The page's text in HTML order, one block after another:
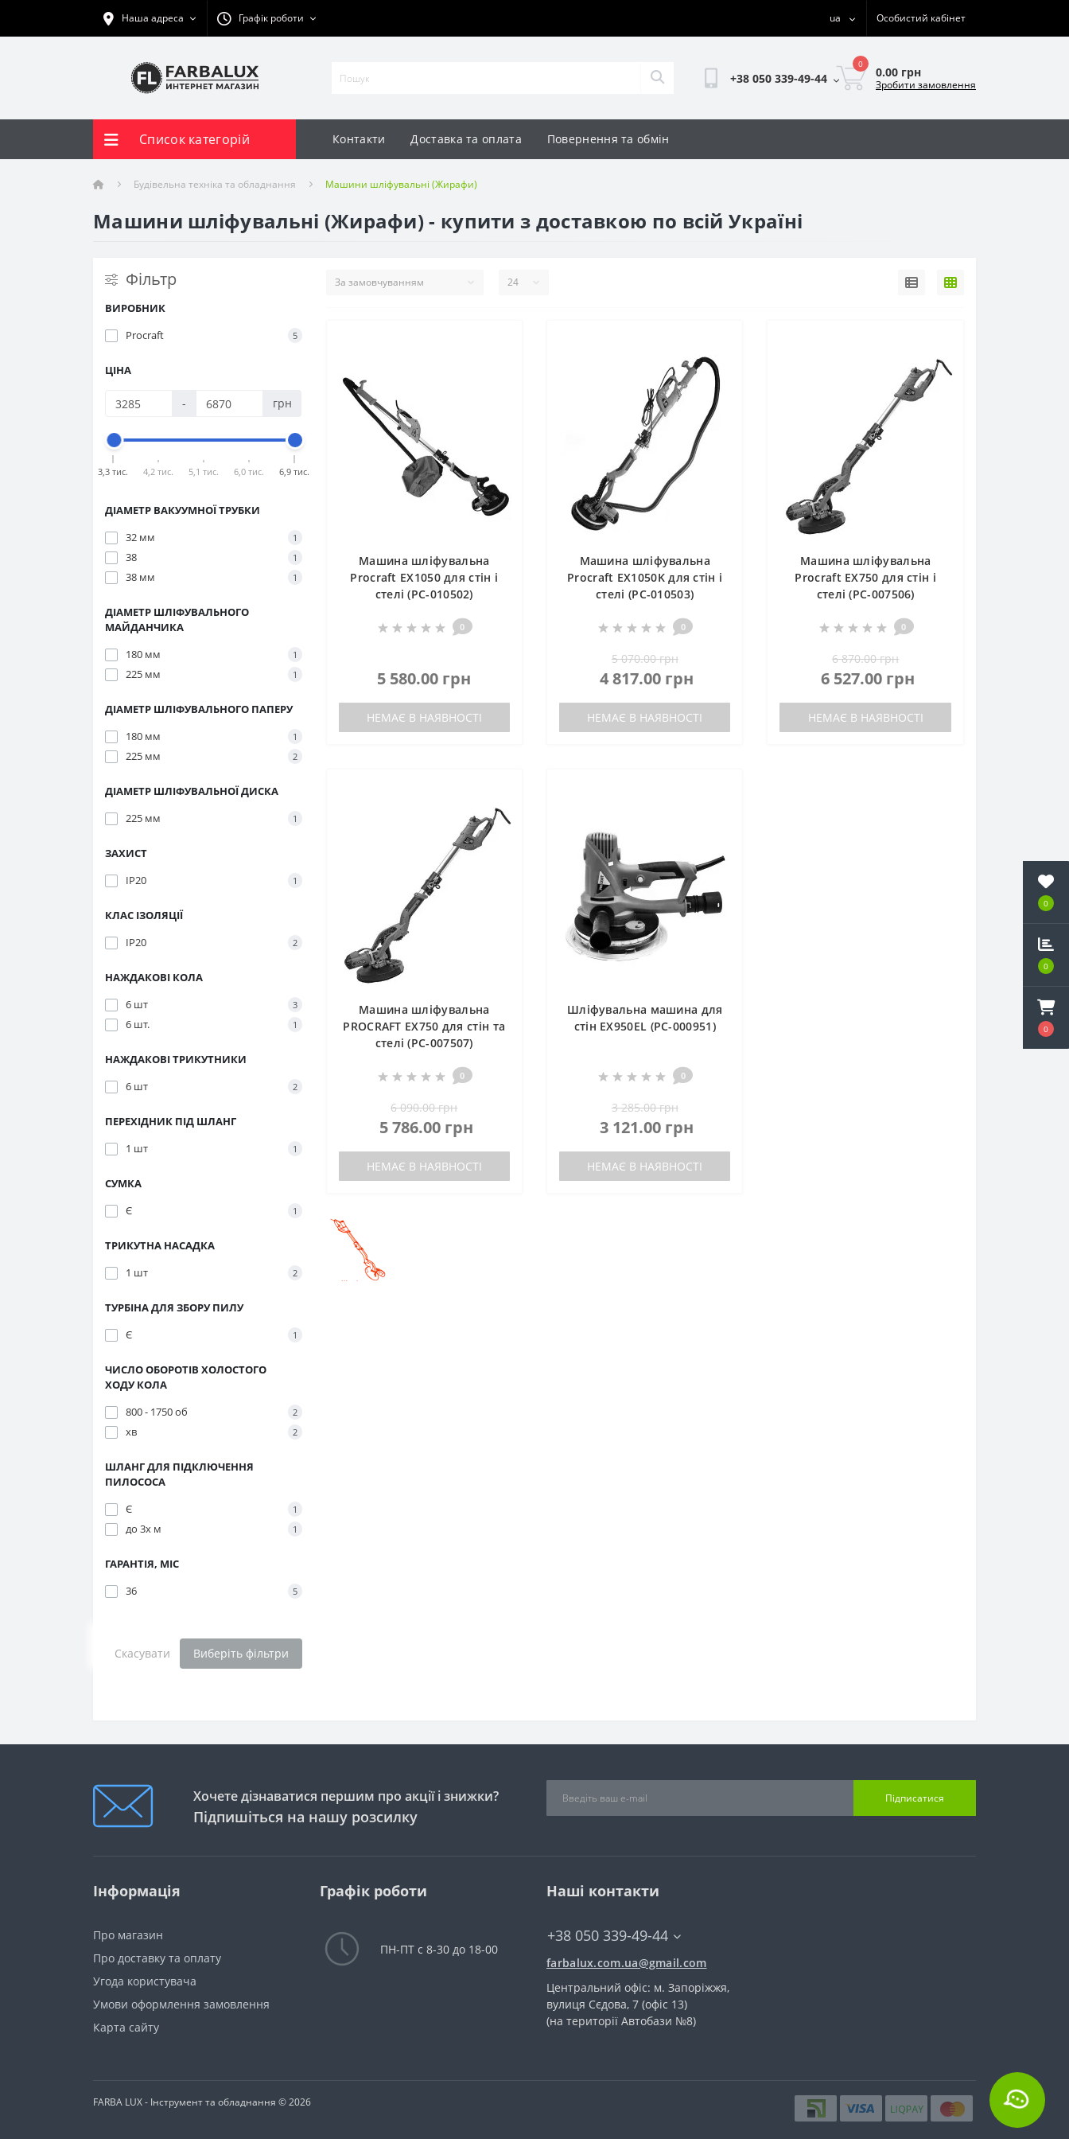
0
0
0
Наша адреса Графік роботи ua Особистий кабінет
+38 050 339-49-44
0
0.00 грн
Зробити замовлення
Список категорій Контакти Доставка та оплата Повернення та обмін
Будівельна техніка та обладнання Машини шліфувальні (Жирафи)
Машини шліфувальні (Жирафи) - купити з доставкою по всій Україні
Фільтр
ВИРОБНИК
Procraft
5
ЦІНА
- грн
3,3 тис. 4,2 тис. 5,1 тис. 6,0 тис. 6,9 тис.
ДІАМЕТР ВАКУУМНОЇ ТРУБКИ
32 мм
1
38 1
38 мм 1
ДІАМЕТР ШЛІФУВАЛЬНОГО
МАЙДАНЧИКА
180 мм
1
225 мм 1
ДІАМЕТР ШЛІФУВАЛЬНОГО ПАПЕРУ
180 мм
1
225 мм 2
ДІАМЕТР ШЛІФУВАЛЬНОЇ ДИСКА
225 мм
1
ЗАХИСТ
IP20
1
КЛАС ІЗОЛЯЦІЇ
IP20
2
НАЖДАКОВІ КОЛА
6 шт
3
6 шт. 1
НАЖДАКОВІ ТРИКУТНИКИ
6 шт
2
ПЕРЕХІДНИК ПІД ШЛАНГ
1 шт
1
СУМКА
Є
1
ТРИКУТНА НАСАДКА
1 шт
2
ТУРБІНА ДЛЯ ЗБОРУ ПИЛУ
Є
1
ЧИСЛО ОБОРОТІВ ХОЛОСТОГО
ХОДУ КОЛА
800 - 1750 об
2
хв 2
ШЛАНГ ДЛЯ ПІДКЛЮЧЕННЯ
ПИЛОСОСА
Є
1
до 3х м 1
ГАРАНТІЯ, МІС
36
5
Скасувати Виберіть фільтри
Машина шліфувальна
Procraft EX1050 для стін і
стелі (PC-010502)
0
5 580.00 грн
НЕМАЄ В НАЯВНОСТІ
Машина шліфувальна
Procraft EX1050K для стін і
стелі (PC-010503)
0
5 070.00 грн
4 817.00 грн
НЕМАЄ В НАЯВНОСТІ
Машина шліфувальна
Procraft EX750 для стін і
стелі (PC-007506)
0
6 870.00 грн
6 527.00 грн
НЕМАЄ В НАЯВНОСТІ
Машина шліфувальна
PROCRAFT EX750 для стін та
стелі (PC-007507)
0
6 090.00 грн
5 786.00 грн
НЕМАЄ В НАЯВНОСТІ
Шліфувальна машина для
стін EX950EL (PC-000951)
0
3 285.00 грн
3 121.00 грн
НЕМАЄ В НАЯВНОСТІ
Хочете дізнаватися першим про акції і знижки?
Підпишіться на нашу розсилку
Підписатися
Інформація
Про магазин
Про доставку та оплату
Угода користувача
Умови оформлення замовлення
Карта сайту
Графік роботи
ПН-ПТ с 8-30 до 18-00
Наші контакти
+38 050 339-49-44
farbalux.com.ua@gmail.com
Центральний офіс: м. Запоріжжя,
вулиця Сєдова, 7 (офіс 13)
(на території Автобази №8)
FARBA LUX - Інструмент та обладнання © 2026